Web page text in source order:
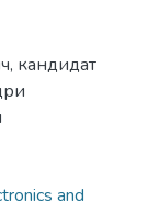
кандидат
and